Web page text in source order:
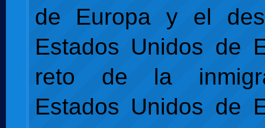
de Europa y el
Estados Unidos de
reto de la
Estados Unidos de